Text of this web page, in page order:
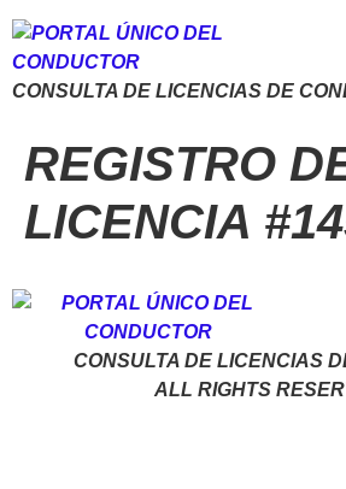
CONSULTA DE LICENCIAS DE
REGISTRO
LICENCIA
CONSULTA DE LICENCIAS
ALL RIGHTS